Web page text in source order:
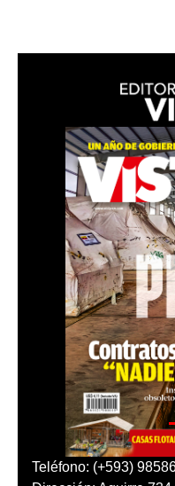
Teléfono: (+593)